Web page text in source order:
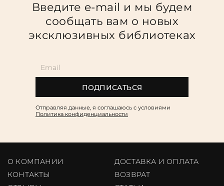
Введите e-mail и мы будем
сообщать вам о новых
эксклюзивных библиотеках
ПОДПИСАТЬСЯ
Отправляя данные, я соглашаюсь c условиями
Политика конфиденциальности
О КОМПАНИИ
ДОСТАВКА И ОПЛАТА
КОНТАКТЫ
ВОЗВРАТ